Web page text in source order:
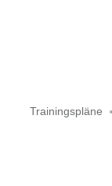
Trainingspläne